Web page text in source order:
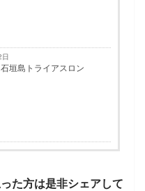
垣島トライアスロン
た方は是非シェアして